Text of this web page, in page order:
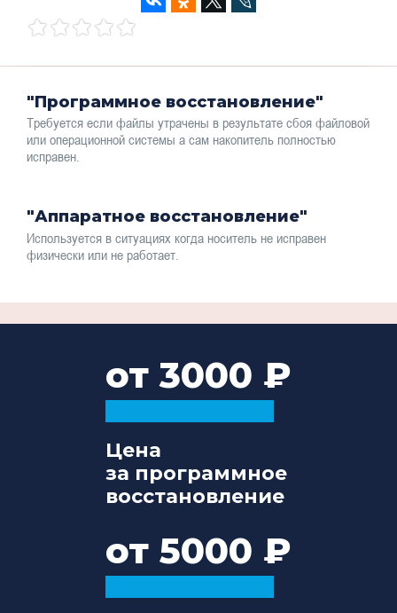
"Программное восстановление"
Требуется если файлы утрачены в результате сбоя файловой
или операционной системы а сам накопитель полностью
исправен.
"Аппаратное восстановление"
Используется в ситуациях когда носитель не исправен
физически или не работает.
от 3000
Цена
за программное
восстановление
от 5000